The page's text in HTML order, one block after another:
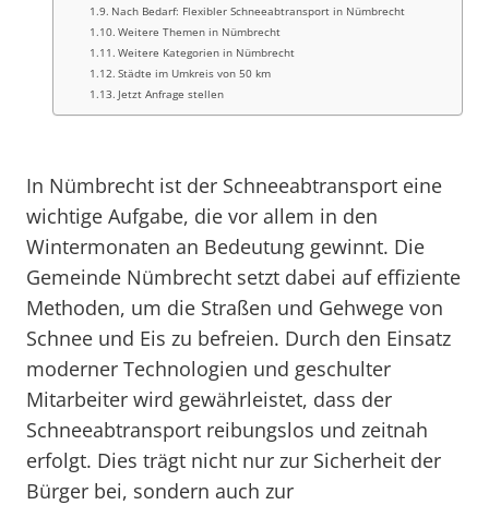
Nach Bedarf: Flexibler Schneeabtransport in Nümbrecht
Weitere Themen in Nümbrecht
Weitere Kategorien in Nümbrecht
Städte im Umkreis von 50 km
Jetzt Anfrage stellen
In Nümbrecht ist der Schneeabtransport eine
wichtige Aufgabe, die vor allem in den
Wintermonaten an Bedeutung gewinnt. Die
Gemeinde Nümbrecht setzt dabei auf effiziente
Methoden, um die Straßen und Gehwege von
Schnee und Eis zu befreien. Durch den Einsatz
moderner Technologien und geschulter
Mitarbeiter wird gewährleistet, dass der
Schneeabtransport reibungslos und zeitnah
erfolgt. Dies trägt nicht nur zur Sicherheit der
Bürger bei, sondern auch zur